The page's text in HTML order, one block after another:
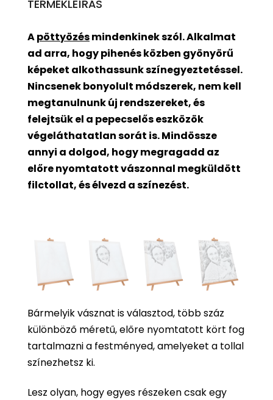
TERMÉKLEÍRÁS
Apöttyözésmindenkinek szól. Alkalmat
ad arra, hogy pihenés közben gyönyörű
képeket alkothassunk színegyeztetéssel.
Nincsenek bonyolult módszerek, nem kell
megtanulnunk új rendszereket, és
felejtsük el a pepecselős eszközök
végeláthatatlan sorát is. Mindössze
annyi a dolgod, hogy megragadd az
előre nyomtatott vászonnal megküldött
filctollat, és élvezd a színezést.
Bármelyik vásznat is választod, több száz
különböző méretű, előre nyomtatott kört fog
tartalmazni a festményed, amelyeket a tollal
színezhetsz ki.
Lesz olyan, hogy egyes részeken csak egy